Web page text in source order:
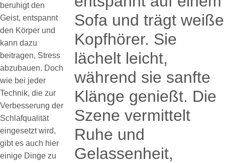
beruhigt den
Geist, entspannt
den Körper und
kann dazu
beitragen, Stress
abzubauen. Doch
wie bei jeder
Technik, die zur
Verbesserung der
Schlafqualität
eingesetzt wird,
gibt es auch hier
einige Dinge zu